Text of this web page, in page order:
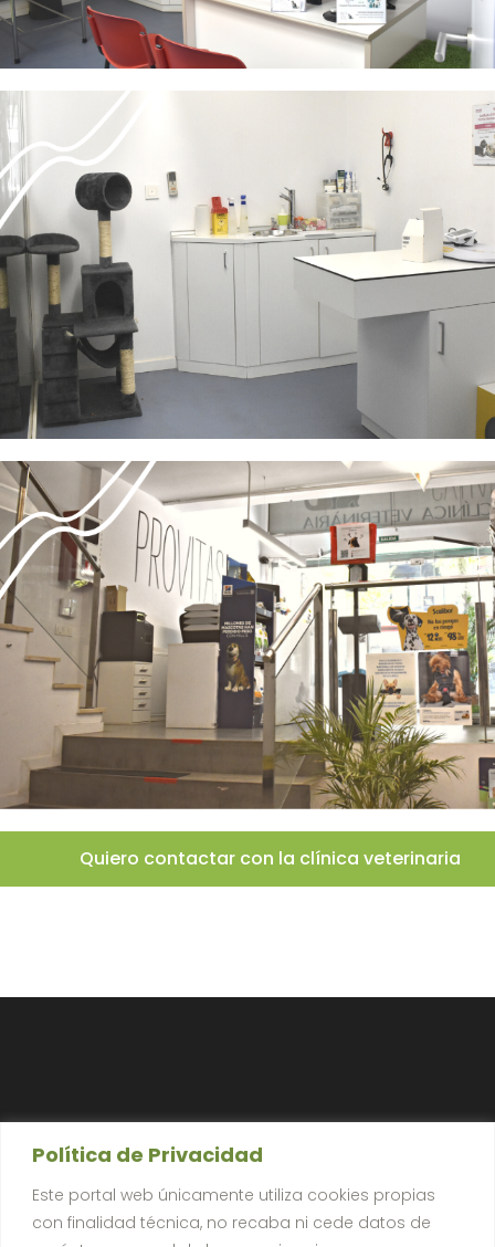
Política de Privacidad
Este portal web únicamente utiliza cookies propias
con finalidad técnica, no recaba ni cede datos de
Quiero contactar con la clínica veterinaria